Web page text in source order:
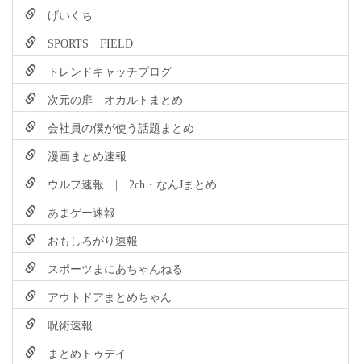
げいくち
SPORTS FIELD
トレンドキャッチブログ
次元の扉 オカルトまとめ
会社員の僕が使う話題まとめ
漫画まとめ速報
ウルフ速報 | 2ch・なんJまとめ
あまゲー速報
おもしろがり速報
スポーツまにあちゃんねる
アウトドアまとめちゃん
呪術速報
まとめトゥデイ